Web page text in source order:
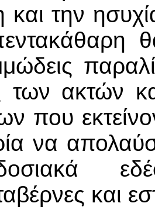
και την
των ακτών
που
να
και